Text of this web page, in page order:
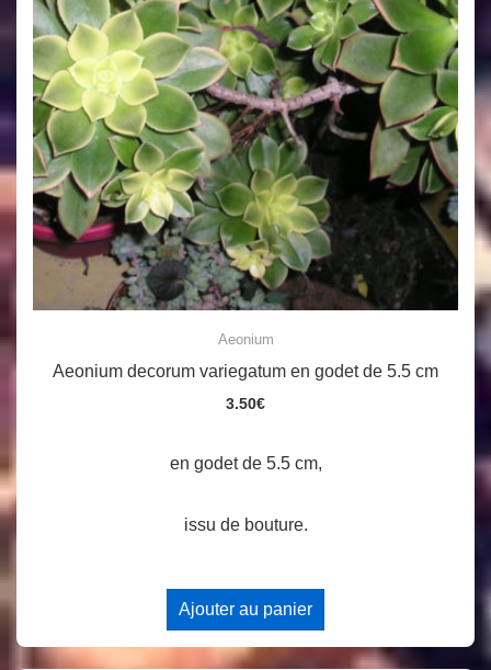
Aeonium
Aeonium decorum variegatum en godet de 5.5 cm
3.50€
en godet de 5.5 cm,
issu de bouture.
Ajouter au panier